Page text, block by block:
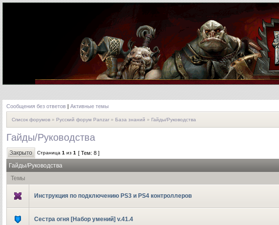
Сообщения без ответов | Активные темы
Список форумов » Русский форум Panzar » База знаний » Гайды/Руководства
Гайды/Руководства
Страница 1 из 1 [ Тем: 8 ]
Гайды/Руководства
Темы
Инструкция по подключению PS3 и PS4 контроллеров
Сестра огня [Набор умений] v.41.4